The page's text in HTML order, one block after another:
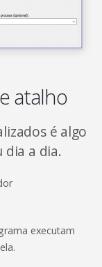
atalho
é algo
a dia.
executam